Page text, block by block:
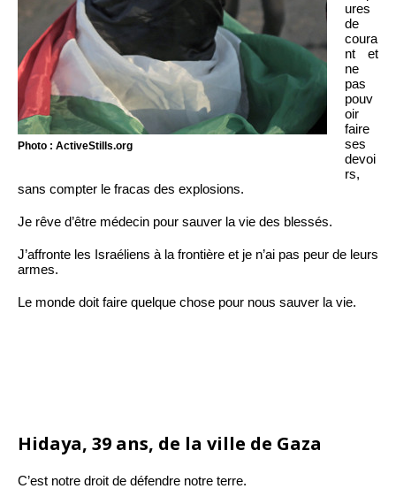
Photo : ActiveStills.org
ures
de
coura
nt et
ne
pas
pouv
oir
faire
ses
devoi
rs,
sans compter le fracas des explosions.
Je rêve d’être médecin pour sauver la vie des blessés.
J’affronte les Israéliens à la frontière et je n’ai pas peur de leurs
armes.
Le monde doit faire quelque chose pour nous sauver la vie.
Hidaya, 39 ans, de la ville de Gaza
C’est notre droit de défendre notre terre.